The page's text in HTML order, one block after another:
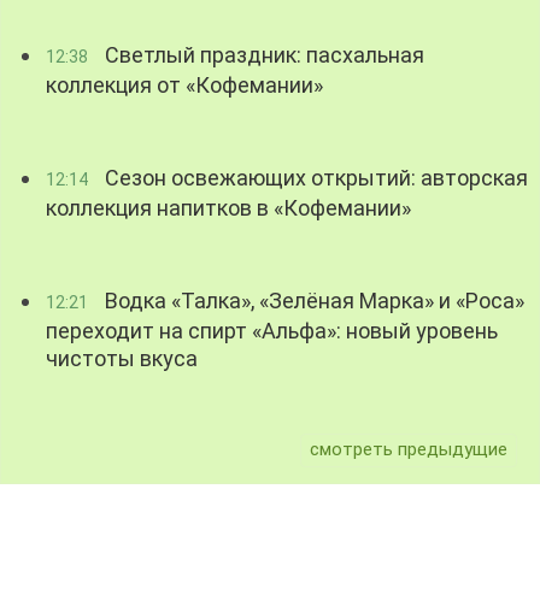
12:38
Светлый праздник: пасхальная
коллекция от «Кофемании»
12:14
Сезон освежающих открытий: авторская
коллекция напитков в «Кофемании»
12:21
Водка «Талка», «Зелёная Марка» и «Роса»
переходит на спирт «Альфа»: новый уровень
чистоты вкуса
смотреть предыдущие